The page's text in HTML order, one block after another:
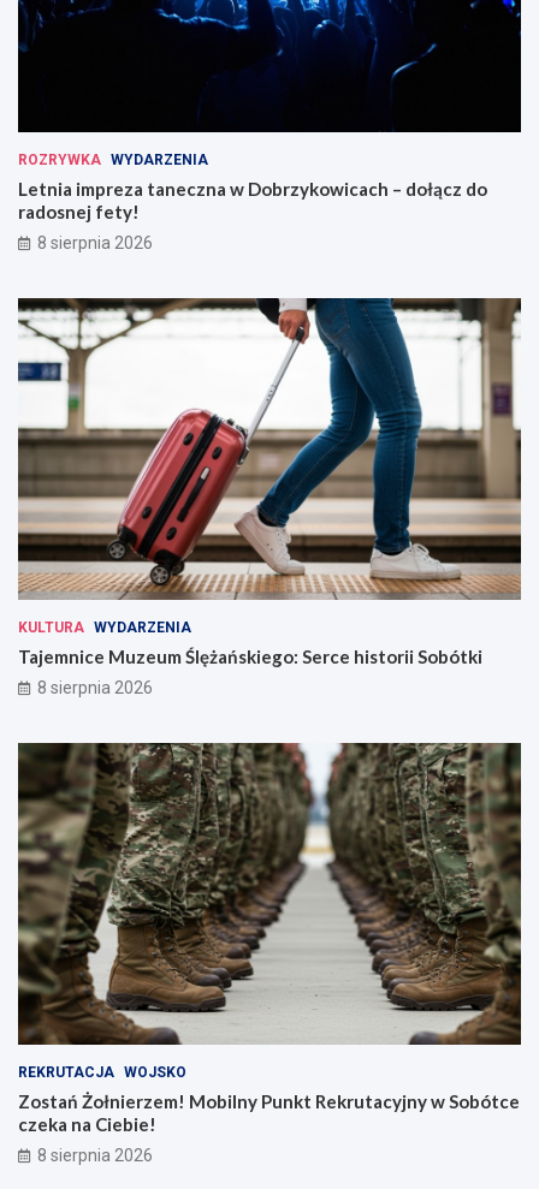
ROZRYWKA WYDARZENIA
Letnia impreza taneczna w Dobrzykowicach – dołącz do
radosnej fety!
8 sierpnia 2026
KULTURA WYDARZENIA
Tajemnice Muzeum Ślężańskiego: Serce historii Sobótki
8 sierpnia 2026
REKRUTACJA WOJSKO
Zostań Żołnierzem! Mobilny Punkt Rekrutacyjny w Sobótce
czeka na Ciebie!
8 sierpnia 2026